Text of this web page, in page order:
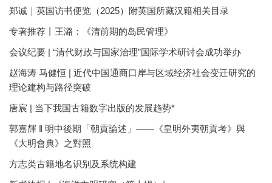
郑诚｜英国访书便览（2025）附英国所藏汉籍相关目录
专著推荐丨王潞：《清前期的岛民管理》
会议纪要 | “清代财政与国家治理”国际学术研讨会成功举办
赵海涛 马健恒 | 近代中国通商口岸与区域经济社会变迁研究的
理论建构与路径突破
唐宸 | 当下我国古籍数字出版的发展趋势*
郭嘉輝 ‖ 明中後期「朝貢論述」——《皇明外夷朝貢考》與
《大明會典》之對照
方志类古籍地名识别及系统构建